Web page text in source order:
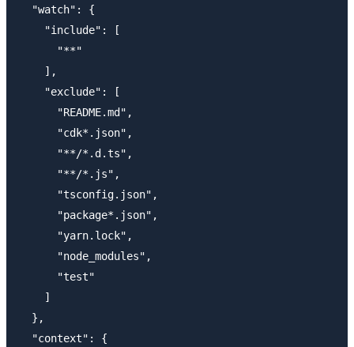
  "watch": {
    "include": [
      "**"
    ],
    "exclude": [
      "README.md",
      "cdk*.json",
      "**/*.d.ts",
      "**/*.js",
      "tsconfig.json",
      "package*.json",
      "yarn.lock",
      "node_modules",
      "test"
    ]
  },
  "context": {